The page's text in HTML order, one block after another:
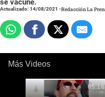
Actualizado: 14/08/2021 -Redacción La
Más Videos
05:16